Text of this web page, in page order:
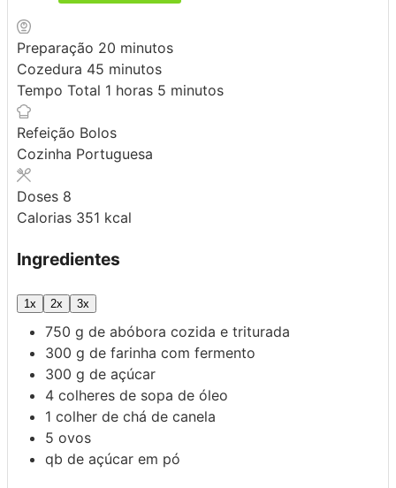
Preparação 20 minutos
minutos
Cozedura 45 minutos
minutos
Tempo Total 1 hora
horas 5 minutos
minutos
Refeição Bolos
Cozinha Portuguesa
Doses 8
Calorias 351 kcal
Ingredientes
1x 2x 3x
750 g de abóbora cozida e triturada
300 g de farinha com fermento
300 g de açúcar
4 colheres de sopa de óleo
1 colher de chá de canela
5 ovos
qb de açúcar em pó